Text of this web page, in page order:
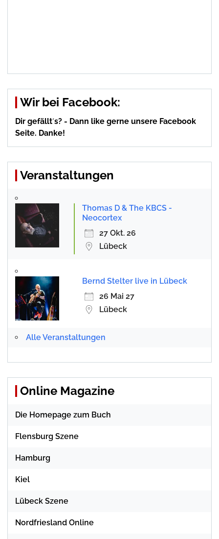
Wir bei Facebook:
Dir gefällt´s? - Dann like gerne unsere Facebook
Seite. Danke!
Veranstaltungen
Thomas D & The KBCS -
Neocortex
27 Okt. 26
Lübeck
Bernd Stelter live in Lübeck
26 Mai 27
Lübeck
Alle Veranstaltungen
Online Magazine
Die Homepage zum Buch
Flensburg Szene
Hamburg
Kiel
Lübeck Szene
Nordfriesland Online